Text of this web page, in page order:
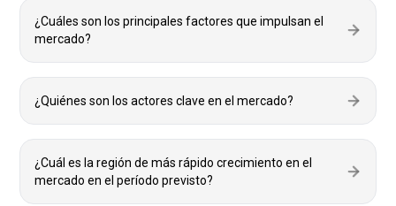
¿Cuáles son los principales factores que impulsan el
mercado?
¿Quiénes son los actores clave en el mercado?
¿Cuál es la región de más rápido crecimiento en el
mercado en el período previsto?